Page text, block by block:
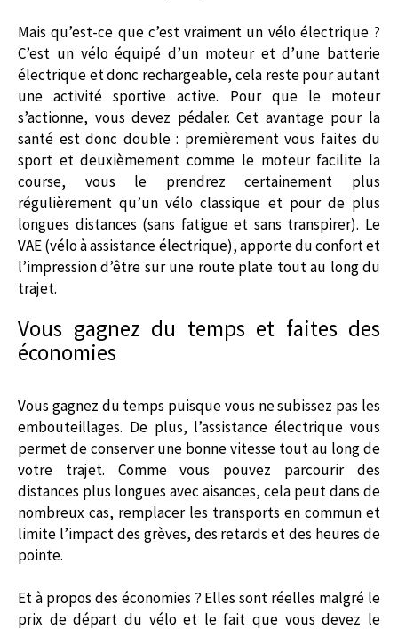
Mais qu’est-ce que c’est vraiment un vélo électrique ?
C’est un vélo équipé d’un moteur et d’une batterie
électrique et donc rechargeable, cela reste pour autant
une activité sportive active. Pour que le moteur
s’actionne, vous devez pédaler. Cet avantage pour la
santé est donc double : premièrement vous faites du
sport et deuxièmement comme le moteur facilite la
course, vous le prendrez certainement plus
régulièrement qu’un vélo classique et pour de plus
longues distances (sans fatigue et sans transpirer). Le
VAE (vélo à assistance électrique), apporte du confort et
l’impression d’être sur une route plate tout au long du
trajet.
Vous gagnez du temps et faites des
économies
Vous gagnez du temps puisque vous ne subissez pas les
embouteillages. De plus, l’assistance électrique vous
permet de conserver une bonne vitesse tout au long de
votre trajet. Comme vous pouvez parcourir des
distances plus longues avec aisances, cela peut dans de
nombreux cas, remplacer les transports en commun et
limite l’impact des grèves, des retards et des heures de
pointe.
Et à propos des économies ? Elles sont réelles malgré le
prix de départ du vélo et le fait que vous devez le